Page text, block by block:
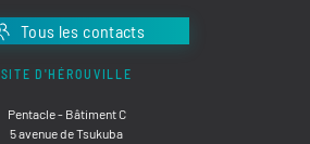
Tous les contacts
SITE D'HÉROUVILLE
Pentacle - Bâtiment C
5 avenue de Tsukuba